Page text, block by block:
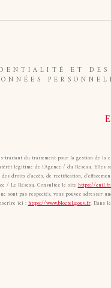
ET DES
traitant du traitement pour la gestion de la
légitime de l'Agence / du Réseau. Elles
droits d’accès, de rectification,
/ Le Réseau. Consultez le sitehttps://
sont pas respectés, vous pouvez adresser
ici :https://www.bloctel.gouv.fr. Dans